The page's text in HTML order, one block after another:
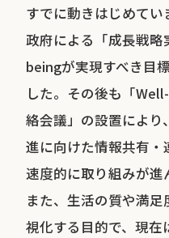
すでに動きはじめてい
政府による「成長戦
beingが実現すべき目
した。その後も「
絡会議」の設置によ
進に向けた情報共有
速度的に取り組みが進
また、生活の質や満
視化する目的で、現